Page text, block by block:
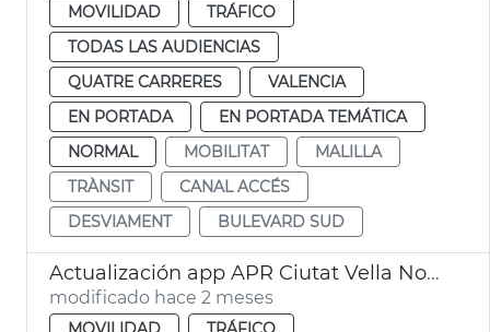
MOVILIDAD
TRÁFICO
TODAS LAS AUDIENCIAS
QUATRE CARRERES
VALENCIA
EN PORTADA
EN PORTADA TEMÁTICA
NORMAL
MOBILITAT
MALILLA
TRÀNSIT
CANAL ACCÉS
DESVIAMENT
BULEVARD SUD
Actualización app APR Ciutat Vella Norte València
modificado hace 2 meses